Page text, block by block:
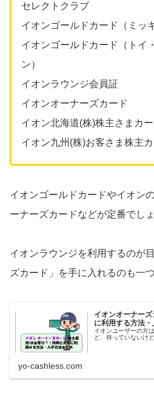
セレクトクラブ
イオンゴールドカード（ミッ
イオンゴールドカード（トイ
ン）
イオンラウンジ会員証
イオンオーナーズカード
イオン北海道(株)株主さまカ
イオン九州(株)お客さま株主
イオンゴールドカードやイオン
ーナーズカードなどが定番でしょ
イオンラウンジを利用するのが
ズカード」を手に入れるのも一
イオンオーナー
に利用する方法
イオンユーザーの方
ど、持っていないけ
yo-cashless.com